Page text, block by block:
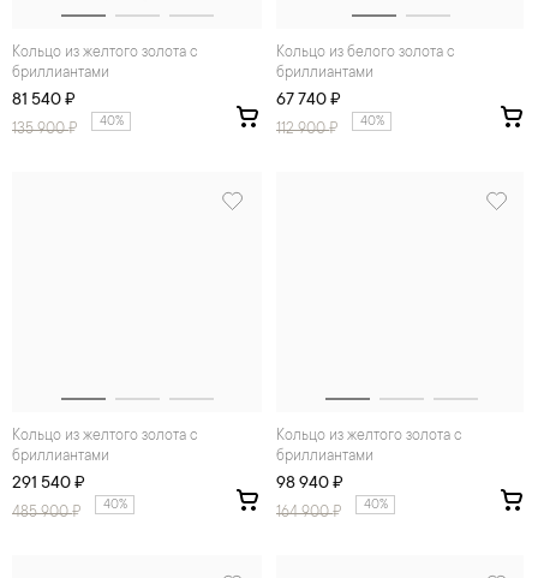
Кольцо из желтого золота с
бриллиантами
81 540 ₽
135 900₽ 40%
Кольцо из белого золота с
бриллиантами
67 740 ₽
112 900₽ 40%
Кольцо из желтого золота с
бриллиантами
291 540 ₽
485 900₽ 40%
Кольцо из желтого золота с
бриллиантами
98 940 ₽
164 900₽ 40%